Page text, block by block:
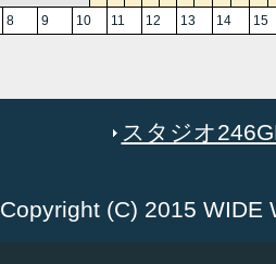
8 9 10 11 12 13 14 15
スタジオ
Copyright (C) 2015 WIDE